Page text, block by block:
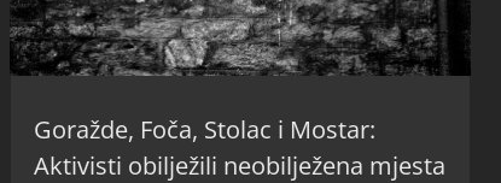
Goražde, Foča, Stolac i Mostar:
Aktivisti obilježili neobilježena mjesta